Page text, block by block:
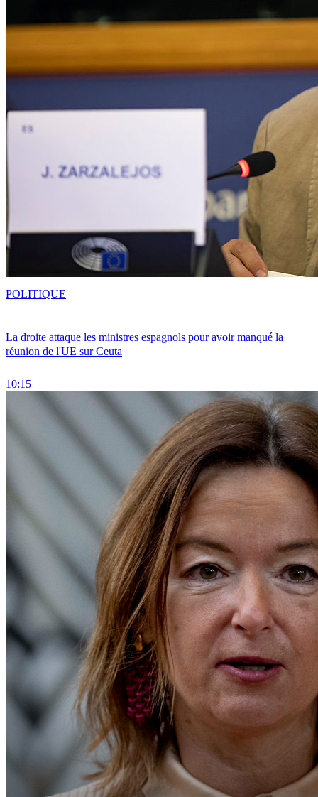
La droite attaque les ministres espagnols pour avoir manqué la
réunion de l'UE sur Ceuta
10:15
POLITIQUE